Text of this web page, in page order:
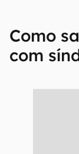
Como
com